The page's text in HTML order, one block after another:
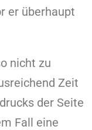
er überhaupt
nicht zu
Zeit
der Seite
Fall eine